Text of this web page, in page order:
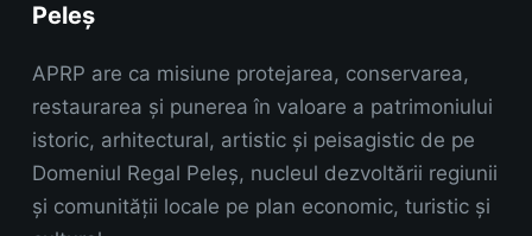
Peleș
APRP are ca misiune protejarea, conservarea,
restaurarea și punerea în valoare a patrimoniului
istoric, arhitectural, artistic și peisagistic de pe
Domeniul Regal Peleș, nucleul dezvoltării regiunii
și comunității locale pe plan economic, turistic și